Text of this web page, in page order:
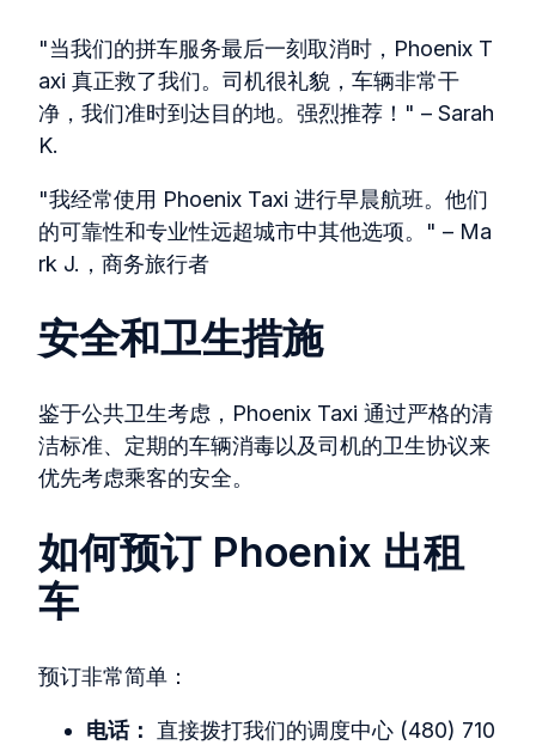
"当我们的拼车服务最后一刻取消时，Phoenix T
axi 真正救了我们。司机很礼貌，车辆非常干
净，我们准时到达目的地。强烈推荐！" – Sarah
K.
"我经常使用 Phoenix Taxi 进行早晨航班。他们
的可靠性和专业性远超城市中其他选项。" – Ma
rk J.，商务旅行者
安全和卫生措施
鉴于公共卫生考虑，Phoenix Taxi 通过严格的清
洁标准、定期的车辆消毒以及司机的卫生协议来
优先考虑乘客的安全。
如何预订 Phoenix 出租
车
预订非常简单：
电话：
直接拨打我们的调度中心 (480) 710